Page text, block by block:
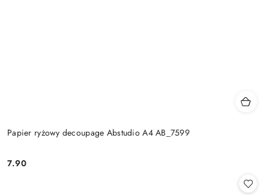
Papier ryżowy decoupage Abstudio A4 AB_7599
Cena:
7.90